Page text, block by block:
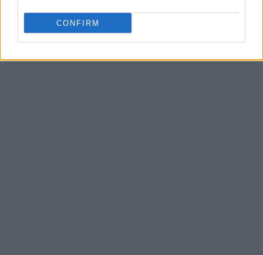
CONFIRM
Καινοτομίας Δημήτρης Τερζής.